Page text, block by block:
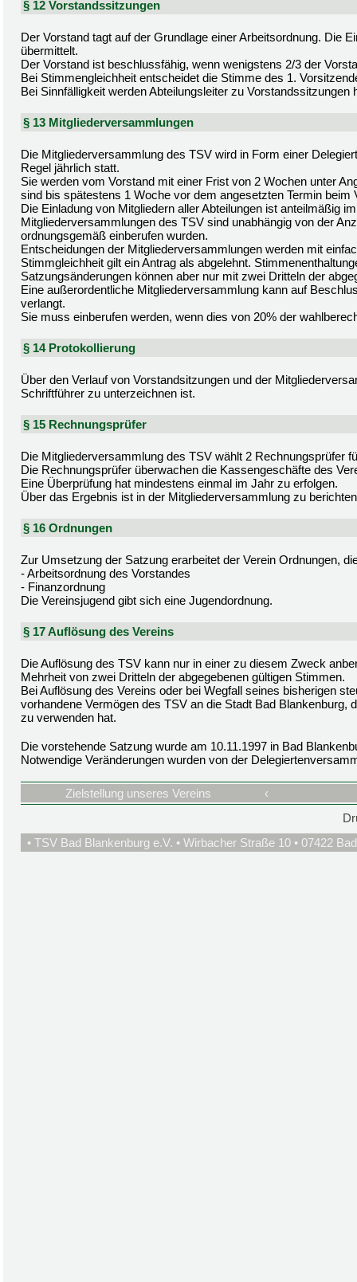
§ 12 Vorstandssitzungen
Der Vorstand tagt auf der Grundlage einer Arbeitsordnung. Die
übermittelt.
Der Vorstand ist beschlussfähig, wenn wenigstens 2/3 der
Bei Stimmengleichheit entscheidet die Stimme des 1.
Bei Sinnfälligkeit werden Abteilungsleiter zu Vorstandssitzungen
§ 13 Mitgliederversammlungen
Die Mitgliederversammlung des TSV wird in Form einer
Regel jährlich statt.
Sie werden vom Vorstand mit einer Frist von 2 Wochen unter
sind bis spätestens 1 Woche vor dem angesetzten Termin
Die Einladung von Mitgliedern aller Abteilungen ist anteilmäßig
Mitgliederversammlungen des TSV sind unabhängig von der
ordnungsgemäß einberufen wurden.
Entscheidungen der Mitgliederversammlungen werden mit
Stimmgleichheit gilt ein Antrag als abgelehnt.
Satzungsänderungen können aber nur mit zwei Dritteln der
Eine außerordentliche Mitgliederversammlung kann auf
verlangt.
Sie muss einberufen werden, wenn dies von 20% der
§ 14 Protokollierung
Über den Verlauf von Vorstandsitzungen und der
Schriftführer zu unterzeichnen ist.
§ 15 Rechnungsprüfer
Die Mitgliederversammlung des TSV wählt 2 Rechnungsprüfer
Die Rechnungsprüfer überwachen die Kassengeschäfte des
Eine Überprüfung hat mindestens einmal im Jahr zu erfolgen.
Über das Ergebnis ist in der Mitgliederversammlung zu
§ 16 Ordnungen
Zur Umsetzung der Satzung erarbeitet der Verein Ordnungen,
- Arbeitsordnung des Vorstandes
- Finanzordnung
Die Vereinsjugend gibt sich eine Jugendordnung.
§ 17 Auflösung des Vereins
Die Auflösung des TSV kann nur in einer zu diesem Zweck
Mehrheit von zwei Dritteln der abgegebenen gültigen Stimmen.
Bei Auflösung des Vereins oder bei Wegfall seines bisherigen
vorhandene Vermögen des TSV an die Stadt Bad
zu verwenden hat.
Die vorstehende Satzung wurde am 10.11.1997 in Bad
Notwendige Veränderungen wurden von der
Zielstellung unseres Vereins
‹
• TSV Bad Blankenburg e.V. • Wirbacher Straße 10 • 07422